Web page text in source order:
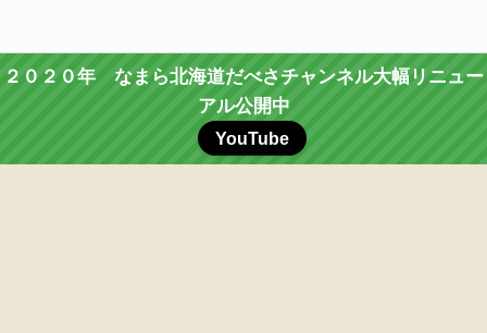
２０２０年 なまら北海道だべさチャンネル大幅リニュー
アル公開中
YouTube